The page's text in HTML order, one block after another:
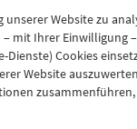
>>
So
06
13
Website zu
mit Ihrer Einwilligung
Dienste) Cookies
Website